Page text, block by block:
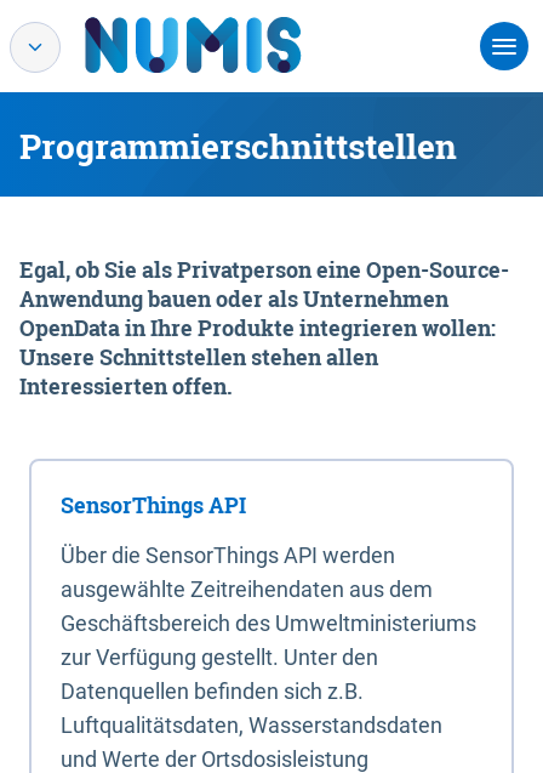
Programmierschnittstellen
Egal, ob Sie als Privatperson eine Open-Source-
Anwendung bauen oder als Unternehmen
OpenData in Ihre Produkte integrieren wollen:
Unsere Schnittstellen stehen allen
Interessierten offen.
SensorThings API
Über die SensorThings API werden
ausgewählte Zeitreihendaten aus dem
Geschäftsbereich des Umweltministeriums
zur Verfügung gestellt. Unter den
Datenquellen befinden sich z.B.
Luftqualitätsdaten, Wasserstandsdaten
und Werte der Ortsdosisleistung